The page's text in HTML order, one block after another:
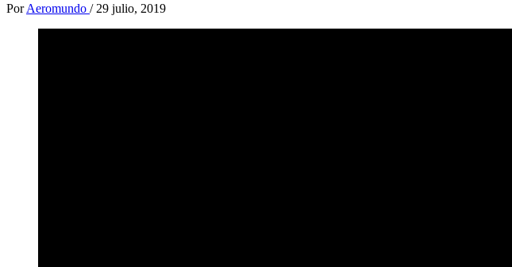
Por Aeromundo / 29 julio, 2019